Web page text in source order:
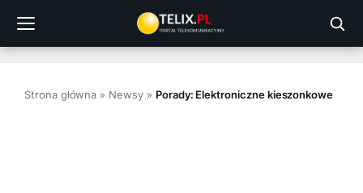
treści
Strona główna » Newsy» Porady: Elektroniczne kieszonkowe